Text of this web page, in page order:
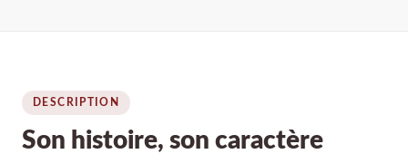
DESCRIPTION
Son histoire, son caractère